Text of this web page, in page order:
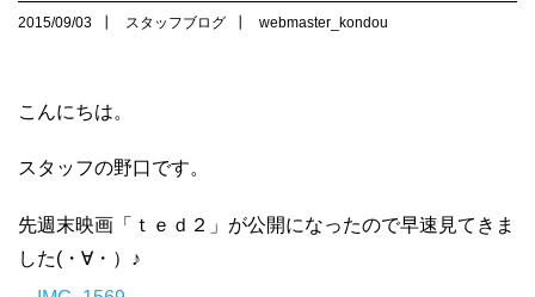
2015/09/03 スタッフブログ webmaster_kondou
こんにちは。
スタッフの野口です。
先週末映画「ｔｅｄ２」が公開になったので早速見てきま
した(・∀・）♪